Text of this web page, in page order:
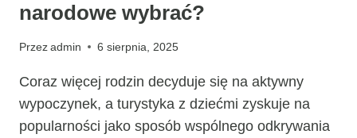
narodowe wybrać?
Przezadmin 6 sierpnia, 2025
Coraz więcej rodzin decyduje się na aktywny
wypoczynek, a turystyka z dziećmi zyskuje na
popularności jako sposób wspólnego odkrywania